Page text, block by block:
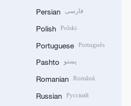
Persian فارسی
Polish Polski
Portuguese Português
Pashto پښتو
Romanian Română
Russian Русский